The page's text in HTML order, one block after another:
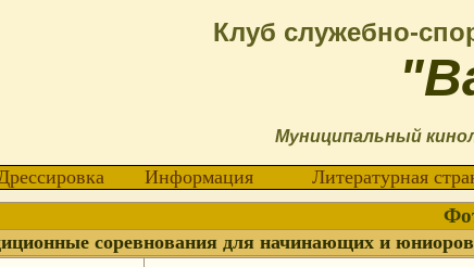
Клуб служебно-
Муниципальный
Информация Литературная
соревнования для начинающих и